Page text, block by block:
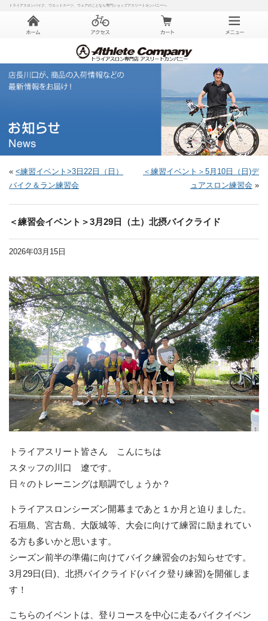
トライアスロンバイク、ウエットスーツ、ウェアのことなら専門ショップアスリートカンパニーへ
« <練習イベント>3日22日（日）
バイク＆ラン練習会
＜練習イベント＞5月10日（日)デ
ュアスロン練習会 »
＜練習会イベント＞3月29日（土）北摂バイクライド
2026年03月15日
トライアスリート皆さん こんにちは
スタッフの川口 遼です。
日々のトレーニングは順調でしょうか？
トライアスロンシーズン開幕まであと１か月と迫りました。
石垣島、宮古島、大阪城等、大会に向けて練習に励まれてい
る方も多いかと思います。
シーズン前半の準備に向けてバイク練習会のお知らせです。
3月29日(日)、北摂バイクライド(バイク登り練習)を開催しま
す！
こちらのイベントは、登りコースを中心に走るバイクイベン